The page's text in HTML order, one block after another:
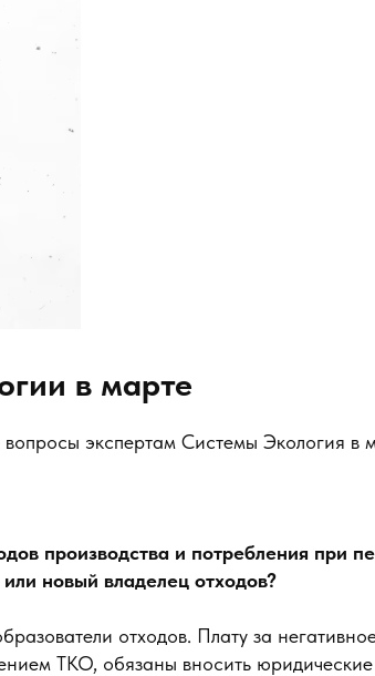
в марте
экспертам Системы Экология в
производства и потребления при
новый владелец отходов?
отходов. Плату за
ТКО, обязаны вносить